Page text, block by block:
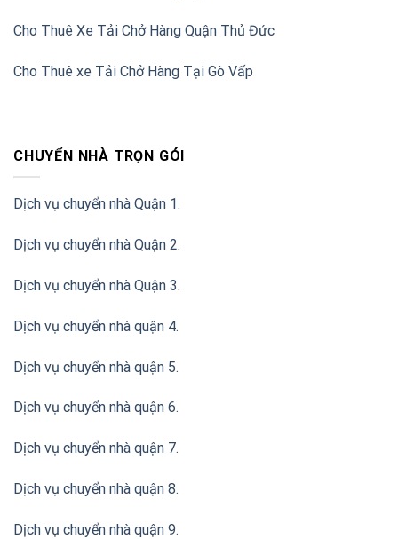
Cho Thuê Xe Tải Chở Hàng Quận Thủ Đức
Cho Thuê xe Tải Chở Hàng Tại Gò Vấp
CHUYỂN NHÀ TRỌN GÓI
Dịch vụ chuyển nhà Quận 1.
Dịch vụ chuyển nhà Quận 2.
Dịch vụ chuyển nhà Quận 3.
Dịch vụ chuyển nhà quận 4.
Dịch vụ chuyển nhà quận 5.
Dịch vụ chuyển nhà quận 6.
Dịch vụ chuyển nhà quận 7.
Dịch vụ chuyển nhà quận 8.
Dịch vụ chuyển nhà quận 9.